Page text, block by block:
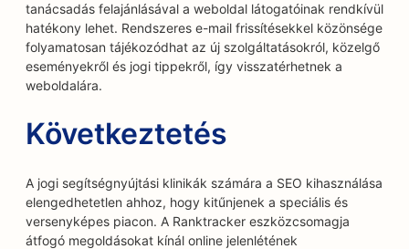
tanácsadás felajánlásával a weboldal látogatóinak rendkívül
hatékony lehet. Rendszeres e-mail frissítésekkel közönsége
folyamatosan tájékozódhat az új szolgáltatásokról, közelgő
eseményekről és jogi tippekről, így visszatérhetnek a
weboldalára.
Következtetés
A jogi segítségnyújtási klinikák számára a SEO kihasználása
elengedhetetlen ahhoz, hogy kitűnjenek a speciális és
versenyképes piacon. A Ranktracker eszközcsomagja
átfogó megoldásokat kínál online jelenlétének